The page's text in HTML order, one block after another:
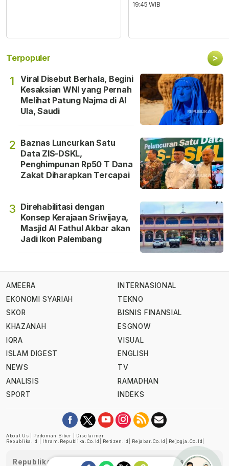
19:45 WIB
Terpopuler >
1
Viral Disebut Berhala, Begini
Kesaksian WNI yang Pernah
Melihat Patung Najma di Al
Ula, Saudi
2 Baznas Luncurkan Satu
Data ZIS-DSKL,
Penghimpunan Rp50 T Dana
Zakat Diharapkan Tercapai
3 Direhabilitasi dengan
Konsep Kerajaan Sriwijaya,
Masjid Al Fathul Akbar akan
Jadi Ikon Palembang
AMEERA
EKONOMI SYARIAH
SKOR
KHAZANAH
IQRA
ISLAM DIGEST
NEWS
ANALISIS
SPORT
INTERNASIONAL
TEKNO
BISNIS FINANSIAL
ESGNOW
VISUAL
ENGLISH
TV
RAMADHAN
INDEKS
About Us Pedoman Siber
Disclaimer
Republika.id
Ihram.republika.co.id Retizen.id Rejabar.co.id Rejogja.co.id
Republika telah diverifikasi oleh Dewan Pers